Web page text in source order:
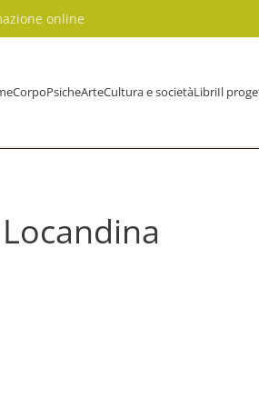
online
CorpoPsicheArteCultura e societàLibriIl